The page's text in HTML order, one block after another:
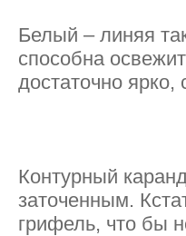
Белый – линяя
способна
достаточно
Контурный
заточенным.
грифель, что бы